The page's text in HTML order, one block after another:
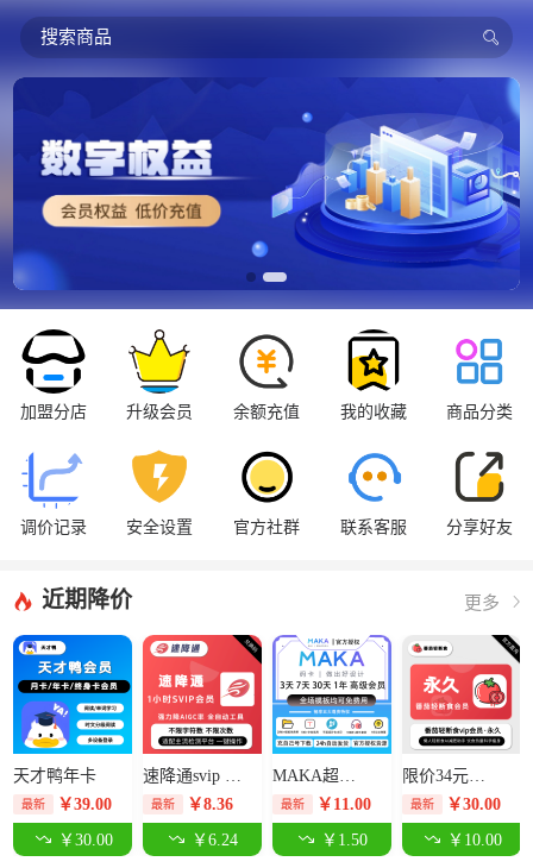
搜索商品
加盟分店 升级会员 余额充值 我的收藏 商品分类
调价记录 安全设置 官方社群 联系客服 分享好友
近期降价 更多
天才鸭年卡
最新 ￥39.00
￥30.00
速降通svip 1小时卡【限价14元】
最新 ￥8.36
￥6.24
MAKA超级会员3天-限价12.5元
最新 ￥ 11.00
￥1.50
限价34元番茄轻断食永久卡
最新 ￥30.00
￥10.00